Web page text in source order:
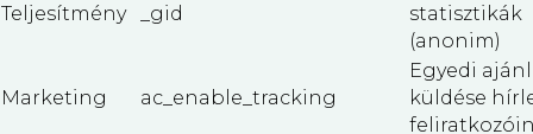
Teljesítmény _gid
statisztikák
(anonim)
Marketing ac_enable_tracking
Egyedi
küldése